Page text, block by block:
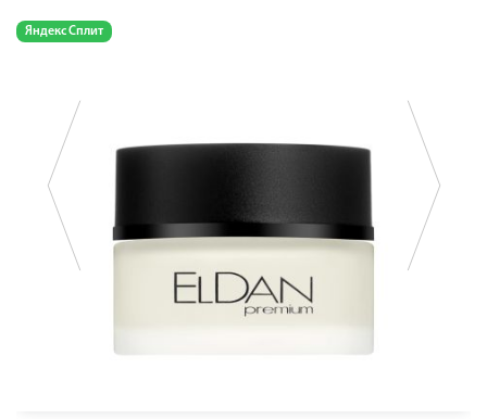
Яндекс Сплит